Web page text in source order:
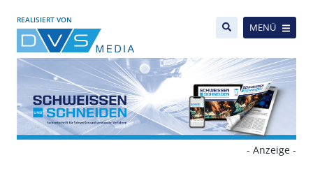
REALISIERT VON
MENÜ
- Anzeige -